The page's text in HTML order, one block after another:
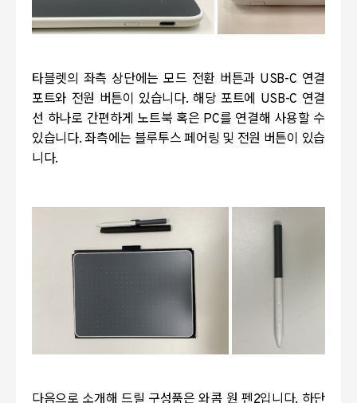
타블렛의 좌측 상단에는 모드 전환 버튼과 USB-C 연결
포트와 전원 버튼이 있습니다. 해당 포트에 USB-C 연결
선 하나로 간편하게 노트북 혹은 PC를 연결해 사용할 수
있습니다.좌측에는 블루투스 페어링 및 전원 버튼이 있습
니다.
다음으로 소개해 드릴 구성품은 와콤 원 펜2입니다. 하단